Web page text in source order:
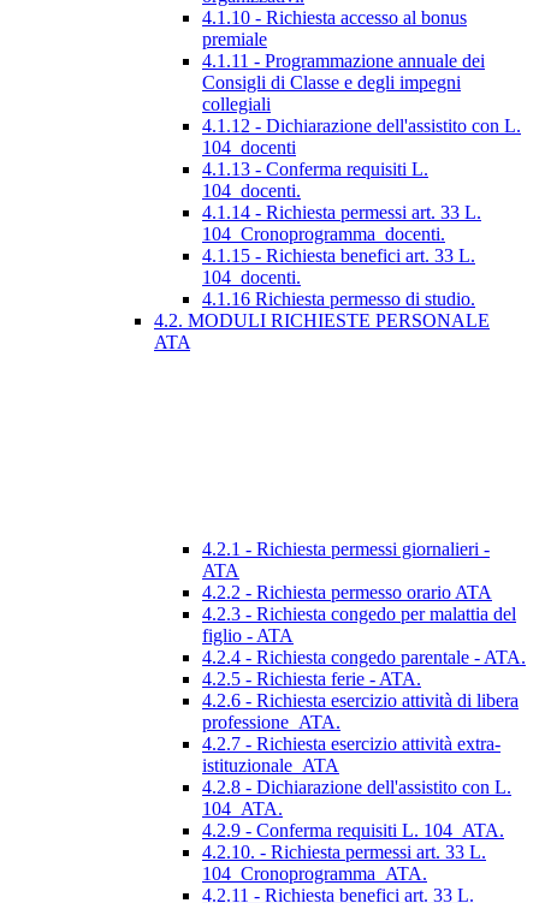
4.1.10 - Richiesta accesso al bonus
premiale
4.1.11 - Programmazione annuale dei
Consigli di Classe e degli impegni
collegiali
4.1.12 - Dichiarazione dell'assistito con L.
104_docenti
4.1.13 - Conferma requisiti L.
104_docenti.
4.1.14 - Richiesta permessi art. 33 L.
104_Cronoprogramma_docenti.
4.1.15 - Richiesta benefici art. 33 L.
104_docenti.
4.1.16 Richiesta permesso di studio.
4.2. MODULI RICHIESTE PERSONALE
ATA
4.2.1 - Richiesta permessi giornalieri -
ATA
4.2.2 - Richiesta permesso orario ATA
4.2.3 - Richiesta congedo per malattia del
figlio - ATA
4.2.4 - Richiesta congedo parentale - ATA.
4.2.5 - Richiesta ferie - ATA.
4.2.6 - Richiesta esercizio attività di libera
professione_ATA.
4.2.7 - Richiesta esercizio attività extra-
istituzionale_ATA
4.2.8 - Dichiarazione dell'assistito con L.
104_ATA.
4.2.9 - Conferma requisiti L. 104_ATA.
4.2.10. - Richiesta permessi art. 33 L.
104_Cronoprogramma_ATA.
4.2.11 - Richiesta benefici art. 33 L.